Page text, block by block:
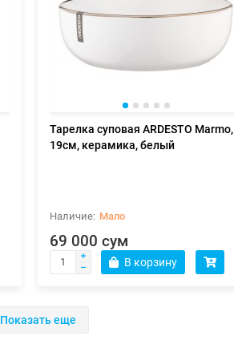
Тарелка суповая ARDESTO Marmo,
19см, керамика, белый
Мало
69 000 сум
В корзину
Показать еще